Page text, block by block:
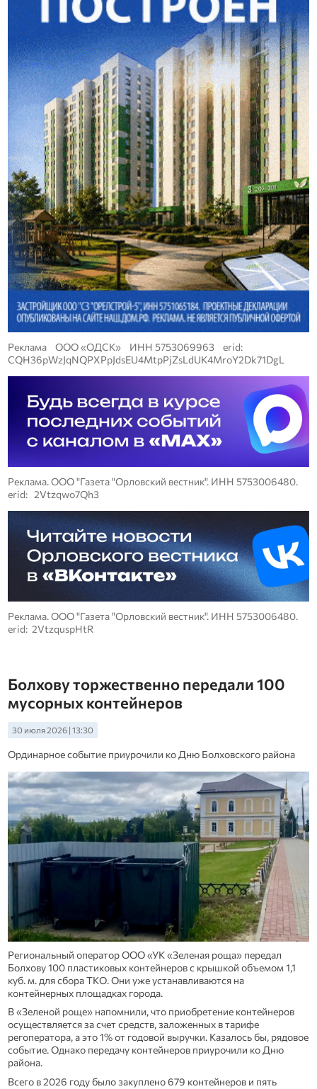
Реклама ООО «ОДСК» ИНН 5753069963 erid:
CQH36pWzJqNQPXPpJdsEU4MtpPjZsLdUK4MroY2Dk71DgL
Реклама. ООО "Газета "Орловский вестник". ИНН 5753006480.
erid: 2Vtzqwo7Qh3
Реклама. ООО "Газета "Орловский вестник". ИНН 5753006480.
erid: 2VtzquspHtR
Болхову торжественно передали 100
мусорных контейнеров
30 июля 2026 | 13:30
Ординарное событие приурочили ко Дню Болховского района
Региональный оператор ООО «УК «Зеленая роща» передал
Болхову 100 пластиковых контейнеров с крышкой объемом 1,1
куб. м. для сбора ТКО. Они уже устанавливаются на
контейнерных площадках города.
В «Зеленой роще» напомнили, что приобретение контейнеров
осуществляется за счет средств, заложенных в тарифе
регоператора, а это 1% от годовой выручки. Казалось бы, рядовое
событие. Однако передачу контейнеров приурочили ко Дню
района.
Всего в 2026 году было закуплено 679 контейнеров и пять